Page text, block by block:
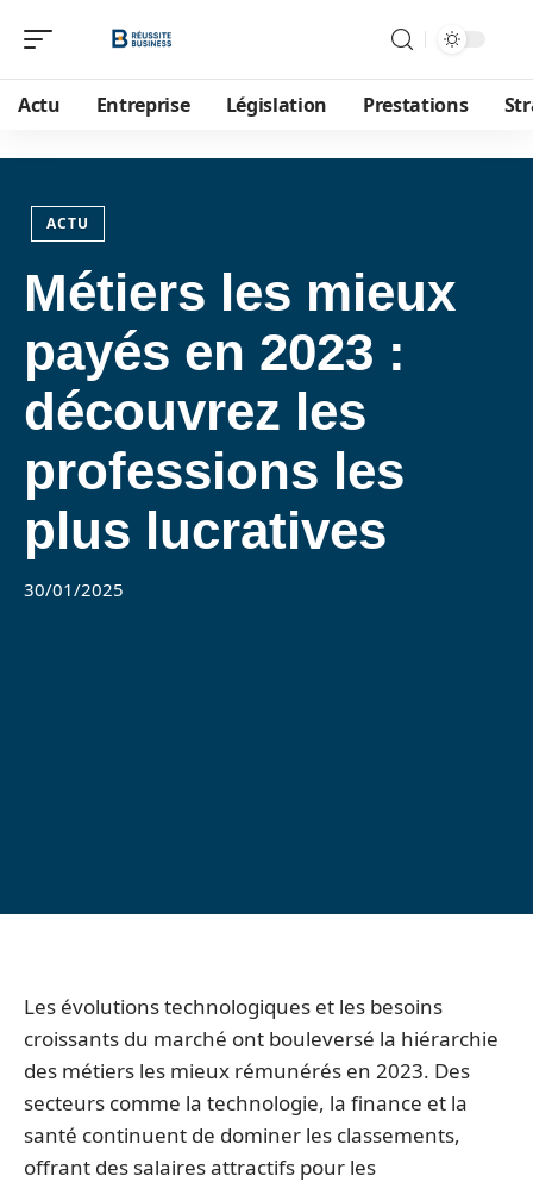
Actu Entreprise Législation Prestations
ACTU
Métiers les mieux
payés en 2023 :
découvrez les
professions les
plus lucratives
30/01/2025
Les évolutions technologiques et les besoins
croissants du marché ont bouleversé la hiérarchie
des métiers les mieux rémunérés en 2023. Des
secteurs comme la technologie, la finance et la
santé continuent de dominer les classements,
offrant des salaires attractifs pour les